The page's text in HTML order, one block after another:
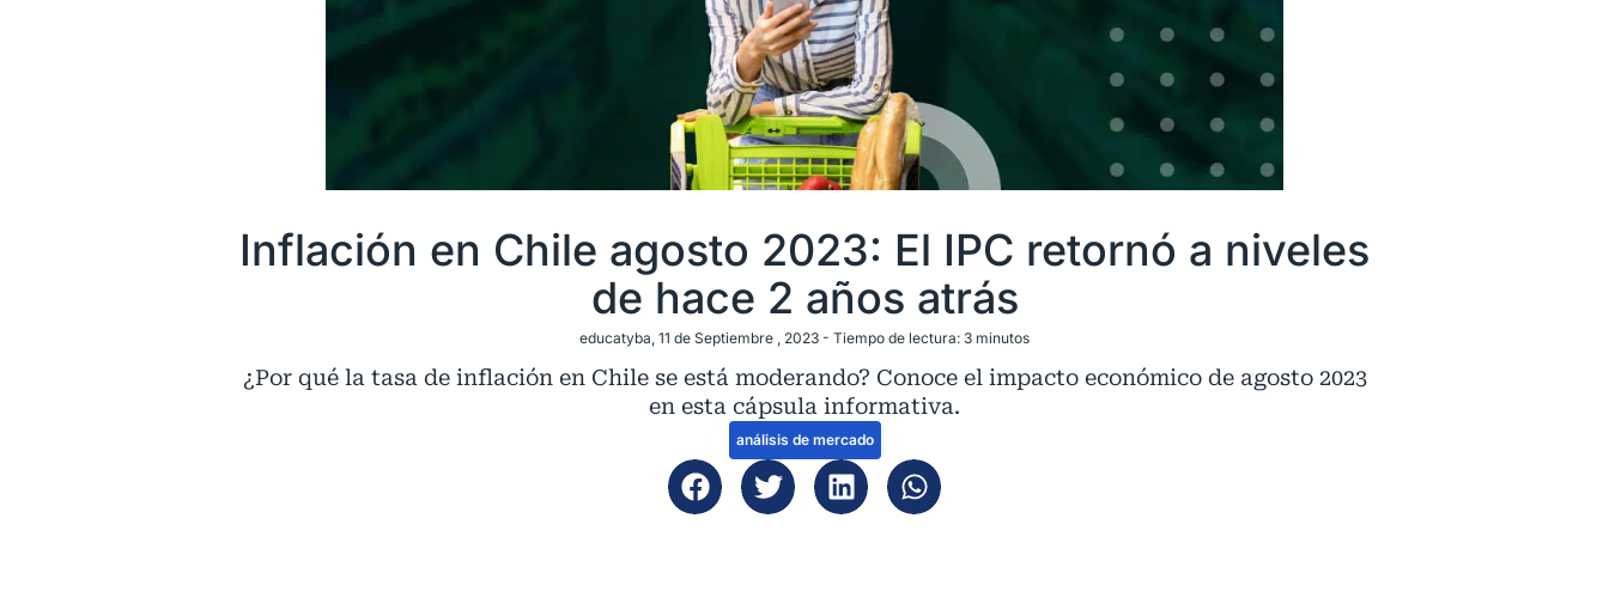
Inflación en Chile agosto 2023: El IPC retornó a niveles
de hace 2 años atrás
educatyba , 11 de Septiembre , 2023 - Tiempo de lectura: 3 minutos
¿Por qué la tasa de inflación en Chile se está moderando? Conoce el impacto económico de agosto 2023
en esta cápsula informativa.
análisis de mercado